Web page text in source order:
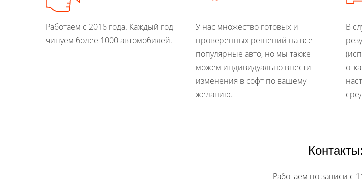
Работаем с 2016 года. Каждый год
чипуем более 1000 автомобилей.
У нас множество готовых и
проверенных решений на все
популярные авто, но мы также
можем индивидуально внести
изменения в софт по вашему
желанию.
В
Контакты:
Работаем по записи с